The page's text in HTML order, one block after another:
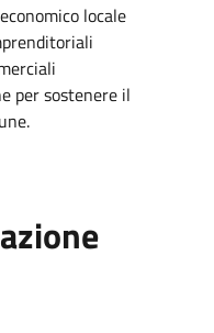
locale
per sostenere il